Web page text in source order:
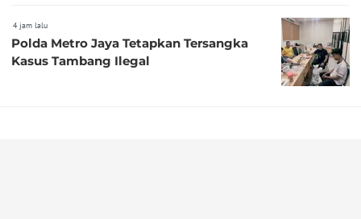
4 jam lalu
Polda Metro Jaya Tetapkan Tersangka
Kasus Tambang Ilegal